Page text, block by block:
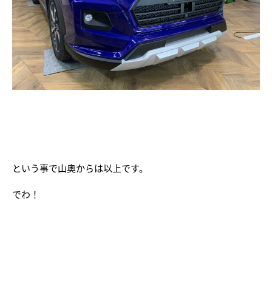
という事で山奥からは以上です。
でわ！